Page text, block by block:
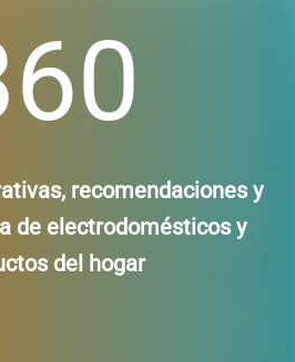
recomendaciones y
de electrodomésticos y
del hogar